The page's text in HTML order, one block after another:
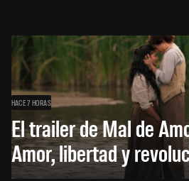
HACE 7 HORAS
El trailer de Mal de
Amor, libertad y